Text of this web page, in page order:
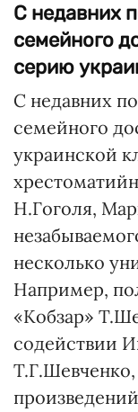
С недавних
семейного
серию
С недавних
семейного
украинской
Н.Гоголя,
несколько
Например,
«Кобзар»
содействии